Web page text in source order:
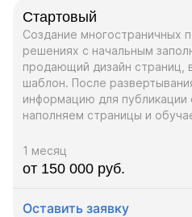
Стартовый
Создание многостраничных
решениях с начальным
продающий дизайн страниц,
шаблон. После
информацию для публикации
наполняем страницы и
1 месяц
от 150 000 руб.
Оставить заявку